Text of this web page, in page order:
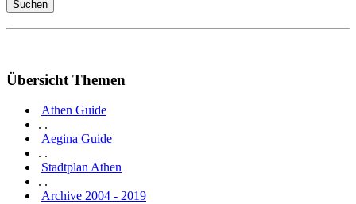
Übersicht Themen
Athen Guide
. .
Aegina Guide
. .
Stadtplan Athen
. .
Archive 2004 - 2019